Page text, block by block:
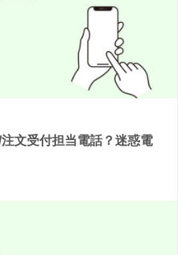
文受付担当電話？迷惑電